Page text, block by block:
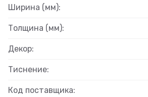
Ширина (мм):
Толщина (мм):
Декор:
Тиснение:
Код поставщика: